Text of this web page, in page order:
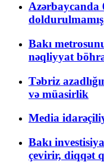
Azərbaycanda
Bakı
nəqliyyat
Təbriz
və müasirlik
Media
Bakı
çevirir, diqqət